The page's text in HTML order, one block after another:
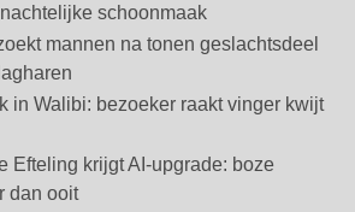
schoonmaak
mannen na tonen geslachtsdeel
in Walibi: bezoeker raakt vinger kwijt
Efteling krijgt AI-upgrade: boze
dan ooit